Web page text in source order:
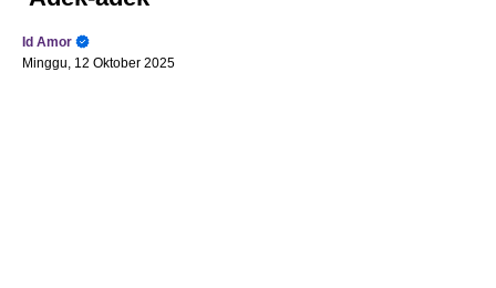
Id Amor
Minggu, 12 Oktober 2025